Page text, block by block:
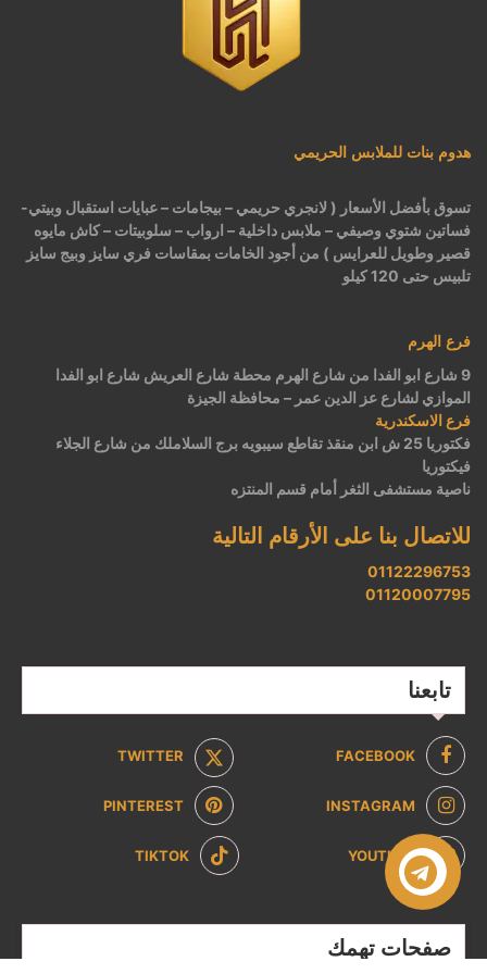
هدوم بنات للملابس الحريمي
تسوق بأفضل الأسعار ( لانجري حريمي – بيجامات – عبايات استقبال وبيتي-
فساتين شتوي وصيفي – ملابس داخلية – ارواب – سلوبيتات – كاش مايوه
قصير وطويل للعرايس ) من أجود الخامات بمقاسات فري سايز وبيج سايز
تلبيس حتى 120 كيلو
فرع الهرم
9 شارع ابو الفدا من شارع الهرم محطة شارع العريش شارع ابو الفدا
الموازي لشارع عز الدين عمر – محافظة الجيزة
فرع الاسكندرية
فكتوريا 25 ش ابن منقذ تقاطع سيبويه برج السلاملك من شارع الجلاء
فيكتوريا
ناصية مستشفى الثغر أمام قسم المنتزه
للاتصال بنا على الأرقام التالية
01122296753
01120007795
تابعنا
FACEBOOK
TWITTER
INSTAGRAM
PINTEREST
YOUTUBE
TIKTOK
صفحات تهمك